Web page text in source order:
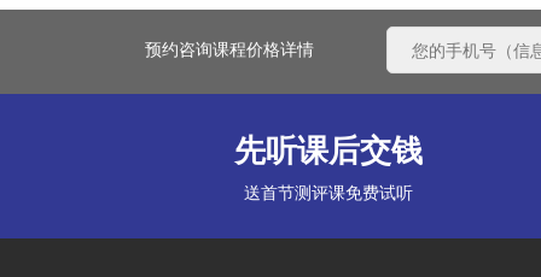
预约咨询课程价格详情
先听课后交钱
送首节测评课免费试听